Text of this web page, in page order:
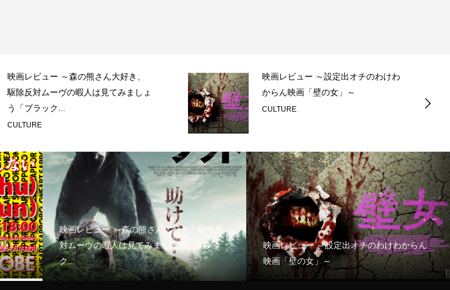
映画レビュー ～森の熊さん大好き、
駆除反対ムーヴの暇人は見てみましょ
う「ブラック...
CULTURE
映画レビュー ～設定出オチのわけわ
からん映画「壁の女」～
CULTURE
！
映画レビュー ～森の熊さん大好き、駆除反
対ムーヴの暇人は見てみましょう「ブラッ
ク...
映画レビュー ～設定出オチのわけわからん
映画「壁の女」～